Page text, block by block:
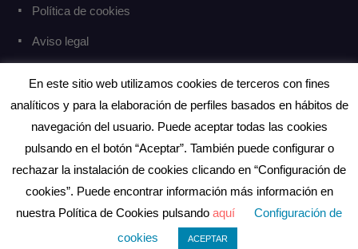
Política de cookies
Aviso legal
Copyright © Todos los derechos reservados.
eCommerce Gem porProDesigns
En este sitio web utilizamos cookies de terceros con fines
analíticos y para la elaboración de perfiles basados en hábitos de
navegación del usuario. Puede aceptar todas las cookies
pulsando en el botón “Aceptar”. También puede configurar o
rechazar la instalación de cookies clicando en “Configuración de
cookies”. Puede encontrar información más información en
nuestra Política de Cookies pulsando aquí
Configuración de
cookies
ACEPTAR